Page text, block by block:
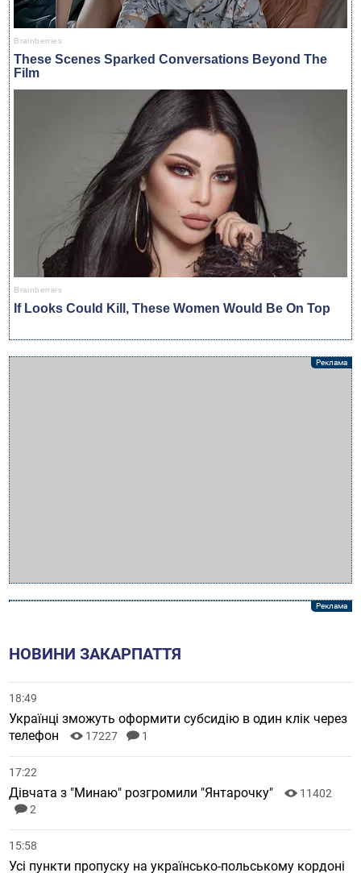
НОВИНИ ЗАКАРПАТТЯ
18:49
Українці зможуть оформити субсидію в один клік через
телефон
17227 1
17:22
Дівчата з "Минаю" розгромили "Янтарочку"
11402
2
15:58
Усі пункти пропуску на українсько-польському кордоні